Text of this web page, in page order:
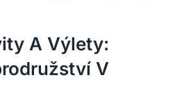
A Výlety:
V